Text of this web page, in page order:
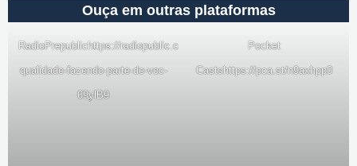
Ouça em outras plataformas
RadioPrepublichttps://radiopublic.com/a-
qualidade-fazendo-parte-de-voc-
69ylB9
Pocket
Castshttps://pca.st/n9axhpp0